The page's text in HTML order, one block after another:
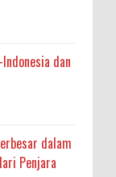
dan
dalam
Penjara